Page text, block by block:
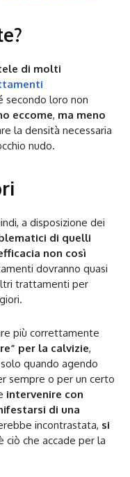
di molti
secondo loro non
eccome, ma meno
la densità necessaria
nudo.
a disposizione dei
di quelli
non così
dovranno quasi
trattamenti per
più correttamente
per la calvizie,
quando agendo
sempre o per un certo
intervenire con
di una
incontrastata, si
ciò che accade per la